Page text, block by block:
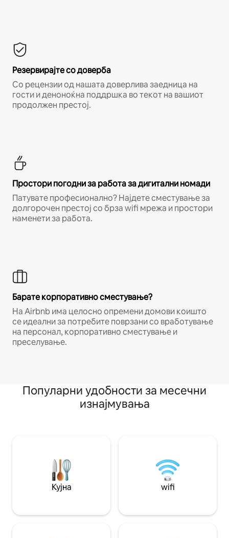
Резервирајте со доверба
Со рецензии од нашата доверлива заедница на
гости и деноноќна поддршка во текот на вашиот
продолжен престој.
Простори погодни за работа за дигитални номади
Патувате професионално? Најдете сместување за
долгорочен престој со брза wifi мрежа и простори
наменети за работа.
Барате корпоративно сместување?
На Airbnb има целосно опремени домови коишто
се идеални за потребите поврзани со вработување
на персонал, корпоративно сместување и
преселување.
Популарни удобности за месечни
изнајмувања
Кујна wifi